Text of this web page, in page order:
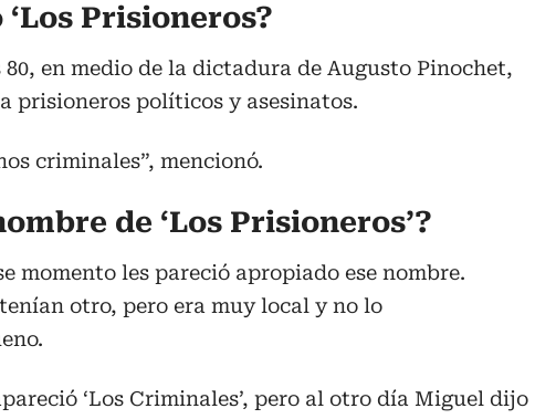
Prisioneros?
80, en medio de la dictadura de Augusto Pinochet,
prisioneros políticos y asesinatos.
criminales”, mencionó.
de ‘Los Prisioneros’?
momento les pareció apropiado ese nombre.
otro, pero era muy local y no lo
‘Los Criminales’, pero al otro día Miguel dijo